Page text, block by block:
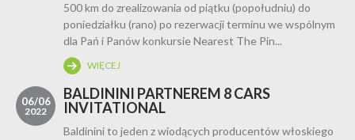
500 km do zrealizowania od piątku (popołudniu) do
poniedziałku (rano) po rezerwacji terminu we wspólnym
dla Pań i Panów konkursie Nearest The Pin...
WIĘCEJ
06/06
2022
BALDININI PARTNEREM 8 CARS
INVITATIONAL
Baldinini to jeden z wiodących producentów włoskiego